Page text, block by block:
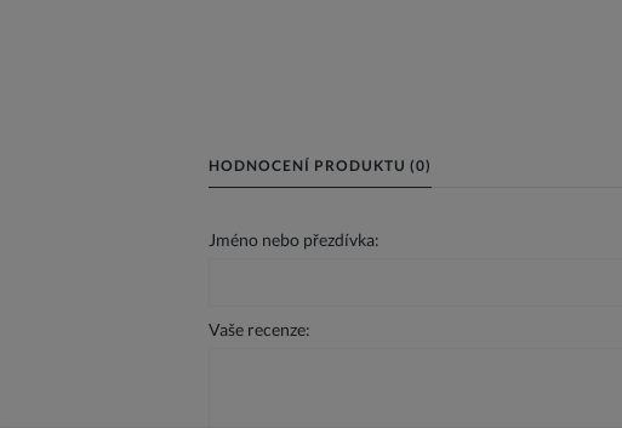
HODNOCENÍ PRODUKTU (0)
Jméno nebo přezdívka:
Vaše recenze: